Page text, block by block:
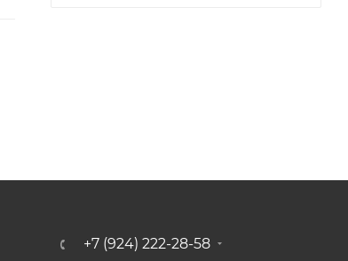
+7 (924) 222-28-58